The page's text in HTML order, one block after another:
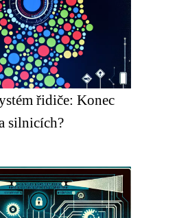
řidiče: Konec
silnicích?